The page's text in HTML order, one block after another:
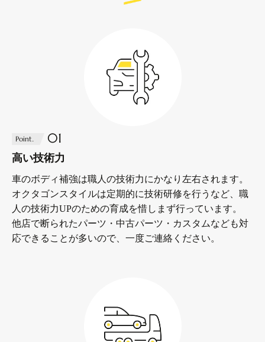
Point. 01
高い技術力
車のボディ補強は職人の技術力にかなり左右されます。
オクタゴンスタイルは定期的に技術研修を行うなど、職
人の技術力UPのための育成を惜しまず行っています。
他店で断られたパーツ・中古パーツ・カスタムなども対
応できることが多いので、一度ご連絡ください。